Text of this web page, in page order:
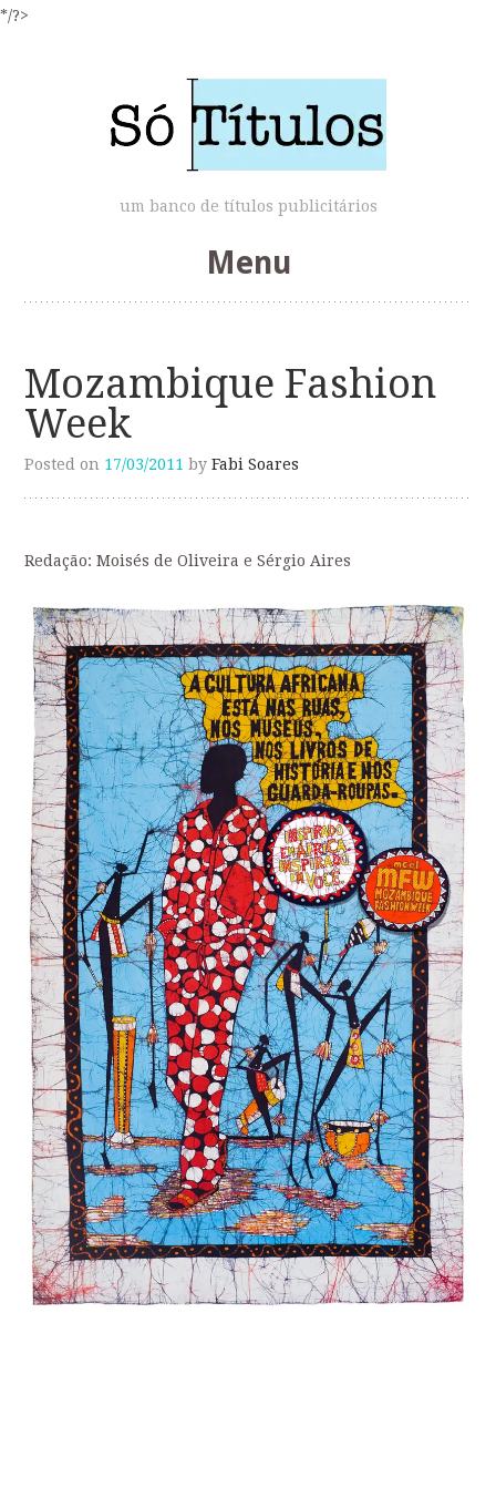
*/?>
um banco de títulos publicitários
Menu
content
Mozambique Fashion
Week
Posted on 17/03/2011 byFabi Soares
Redação: Moisés de Oliveira e Sérgio Aires